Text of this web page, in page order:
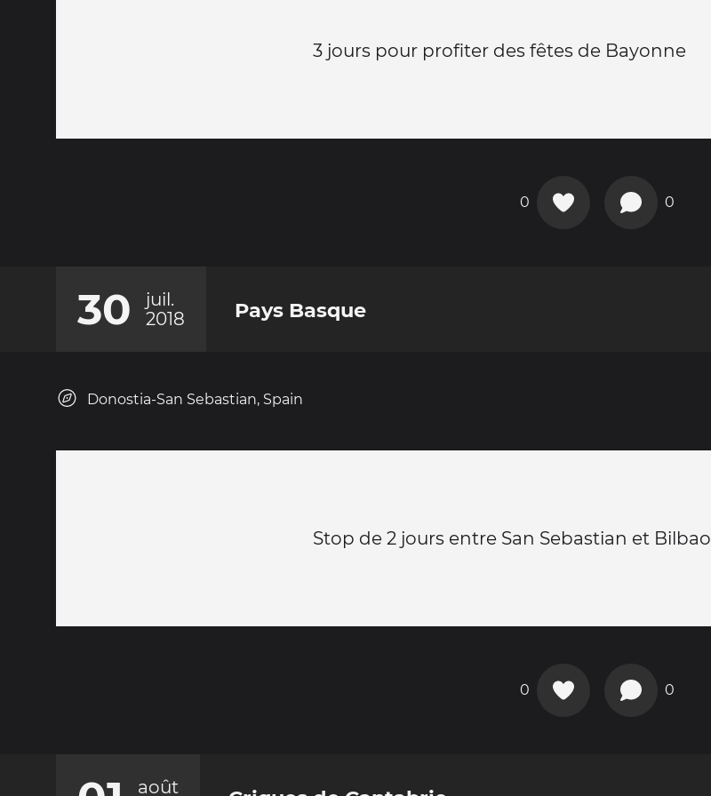
3 jours pour profiter des fêtes de Bayonne
0 0
30
juil.
2018
Pays Basque
Donostia-San Sebastian, Spain
Stop de 2 jours entre San Sebastian et Bilbao
0 0
août